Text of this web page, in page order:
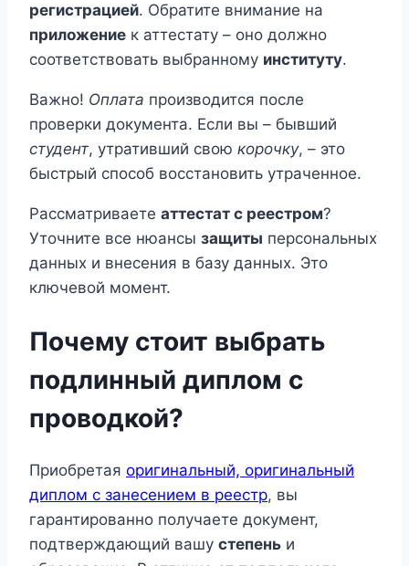
регистрацией. Обратите внимание на
приложение к аттестату – оно должно
соответствовать выбранному институту.
Важно! Оплата производится после
проверки документа. Если вы – бывший
студент, утративший свою корочку, – это
быстрый способ восстановить утраченное.
Рассматриваете аттестат с реестром?
Уточните все нюансы защиты персональных
данных и внесения в базу данных. Это
ключевой момент.
Почему стоит выбрать
подлинный диплом с
проводкой?
Приобретая оригинальный, оригинальный
диплом с занесением в реестр, вы
гарантированно получаете документ,
подтверждающий вашу степень и